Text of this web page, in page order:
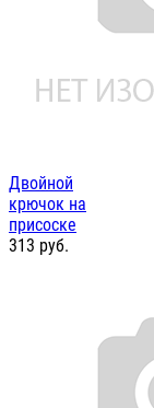
Двойной
крючок на
присоске
313 руб.